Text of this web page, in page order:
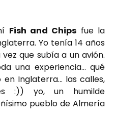
Fish and Chips fue la
Yo tenía 14 años
que subía a un avión.
una experiencia… qué
Inglaterra… las calles,
:)) yo, un humilde
pueblo de Almería